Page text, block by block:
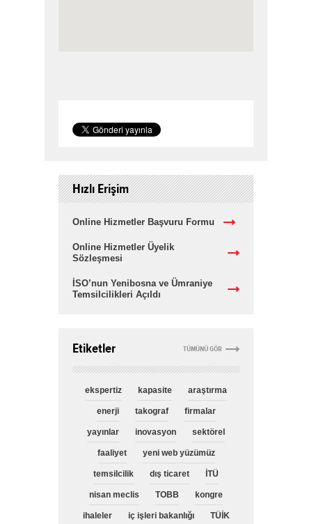
Hızlı Erişim
Online Hizmetler Başvuru Formu
Online Hizmetler Üyelik
Sözleşmesi
İSO’nun Yenibosna ve Ümraniye
Temsilcilikleri Açıldı
TÜMÜNÜ GÖR
Etiketler
ekspertiz kapasite araştırma
enerji takograf firmalar
yayınlar inovasyon sektörel
faaliyet yeni web yüzümüz
temsilcilik dış ticaret İTÜ
nisan meclis TOBB kongre
ihaleler iç işleri bakanlığı TÜİK